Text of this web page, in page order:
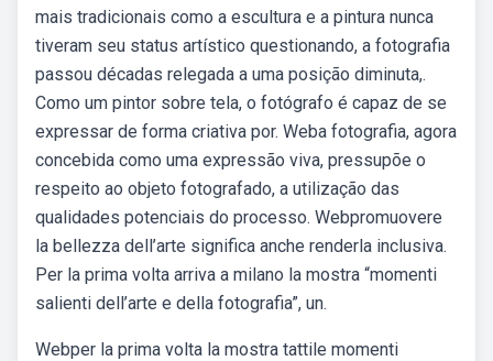
mais tradicionais como a escultura e a pintura nunca
tiveram seu status artístico questionando, a fotografia
passou décadas relegada a uma posição diminuta,.
Como um pintor sobre tela, o fotógrafo é capaz de se
expressar de forma criativa por. Weba fotografia, agora
concebida como uma expressão viva, pressupõe o
respeito ao objeto fotografado, a utilização das
qualidades potenciais do processo. Webpromuovere
la bellezza dell’arte significa anche renderla inclusiva.
Per la prima volta arriva a milano la mostra “momenti
salienti dell’arte e della fotografia”, un.
Webper la prima volta la mostra tattile momenti